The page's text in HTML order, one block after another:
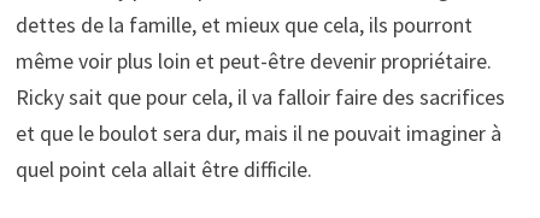
dettes de la famille, et mieux que cela, ils pourront
même voir plus loin et peut-être devenir propriétaire.
Ricky sait que pour cela, il va falloir faire des sacrifices
et que le boulot sera dur, mais il ne pouvait imaginer à
quel point cela allait être difficile.